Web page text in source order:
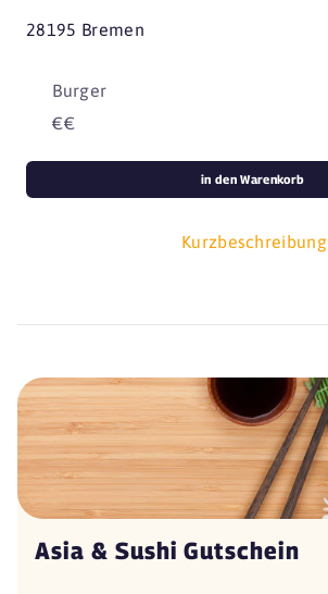
28195 Bremen
Burger
€€
Kurzbeschreibung
in den Warenkorb
Asia & Sushi Gutschein